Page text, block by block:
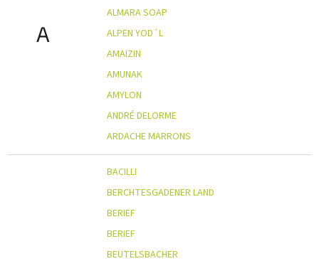
A
ALMARA SOAP
ALPEN YOD´L
AMAIZIN
AMUNAK
AMYLON
ANDRÉ DELORME
ARDACHE MARRONS
BACILLI
BERCHTESGADENER LAND
BERIEF
BERIEF
BEUTELSBACHER